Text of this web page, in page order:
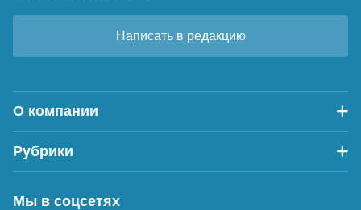
Написать в редакцию
О компании
Рубрики
Мы в соцсетях